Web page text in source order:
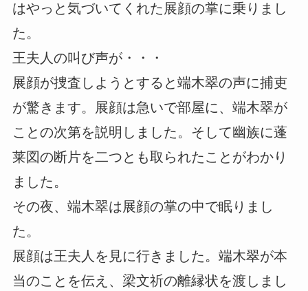
はやっと気づいてくれた展顔の掌に乗りまし
た。
王夫人の叫び声が・・・
展顔が捜査しようとすると端木翠の声に捕吏
が驚きます。展顔は急いで部屋に、端木翠が
ことの次第を説明しました。そして幽族に蓬
莱図の断片を二つとも取られたことがわかり
ました。
その夜、端木翠は展顔の掌の中で眠りまし
た。
展顔は王夫人を見に行きました。端木翠が本
当のことを伝え、梁文祈の離縁状を渡しまし